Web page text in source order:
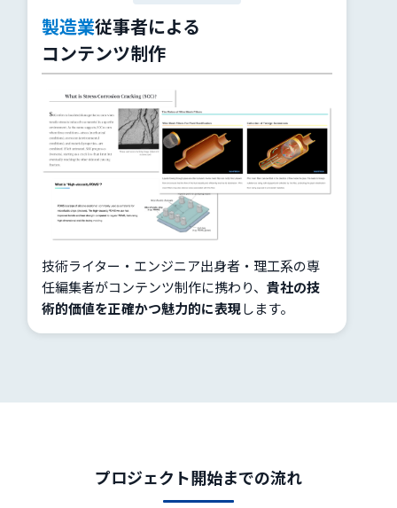
製造業従事者による
コンテンツ制作
技術ライター・エンジニア出身者・理工系の専
任編集者がコンテンツ制作に携わり、貴社の技
術的価値を正確かつ魅力的に表現します。
プロジェクト開始までの流れ